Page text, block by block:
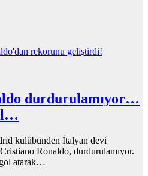
durdurulamıyor…
kulübünden İtalyan devi
Ronaldo, durdurulamıyor.
gol atarak…